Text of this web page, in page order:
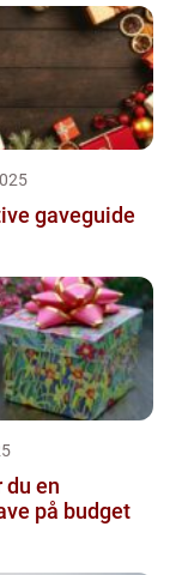
gaveguide
du en
på budget